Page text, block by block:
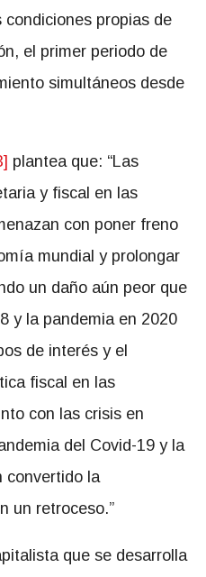
propias de
el primer periodo de
simultáneos desde
plantea que: “Las
y fiscal en las
con poner freno
mundial y prolongar
un daño aún peor que
y la pandemia en 2020
de interés y el
fiscal en las
con las crisis en
del Covid-19 y la
convertido la
un retroceso.”
que se desarrolla